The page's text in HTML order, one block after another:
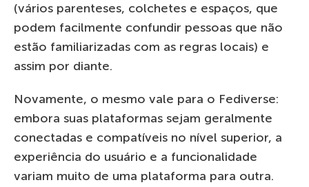
(vários parenteses, colchetes e espaços, que
podem facilmente confundir pessoas que não
estão familiarizadas com as regras locais) e
assim por diante.
Novamente, o mesmo vale para o Fediverse:
embora suas plataformas sejam geralmente
conectadas e compatíveis no nível superior, a
experiência do usuário e a funcionalidade
variam muito de uma plataforma para outra.